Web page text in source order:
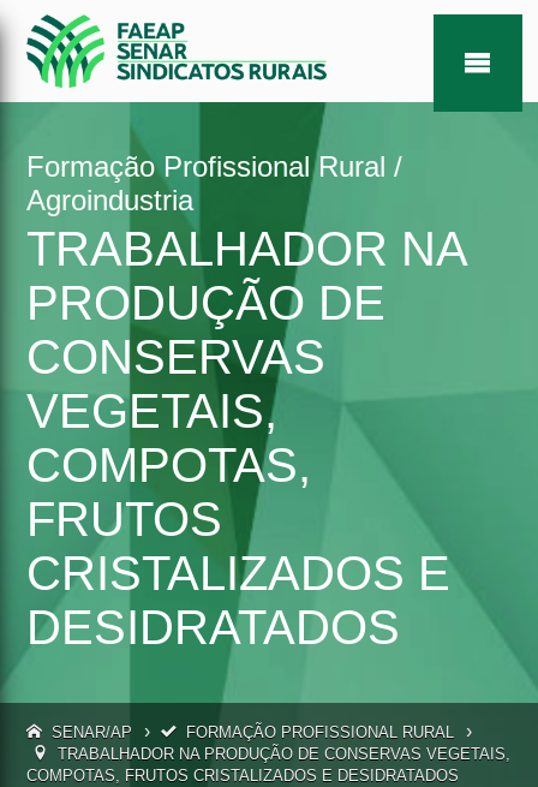
Formação Profissional Rural /
Agroindustria
TRABALHADOR NA
PRODUÇÃO DE
CONSERVAS
VEGETAIS,
COMPOTAS,
FRUTOS
CRISTALIZADOS E
DESIDRATADOS
SENAR/AP › FORMAÇÃO PROFISSIONAL RURAL ›
TRABALHADOR NA PRODUÇÃO DE CONSERVAS VEGETAIS,
COMPOTAS, FRUTOS CRISTALIZADOS E DESIDRATADOS